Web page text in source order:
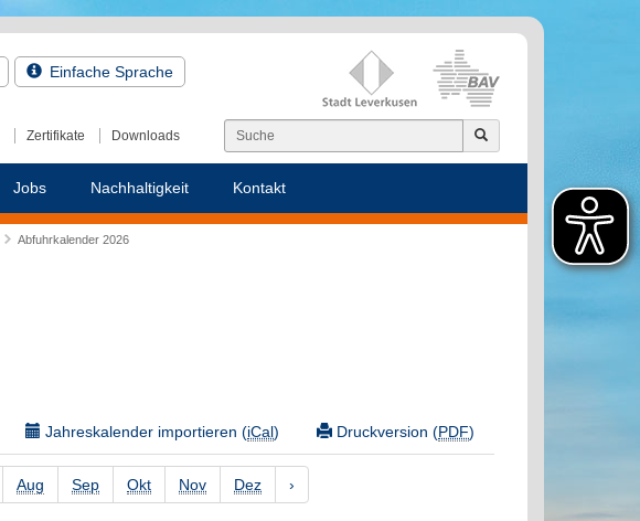
Einfache Sprache
Zertifikate Downloads
Jobs Nachhaltigkeit Kontakt
Abfuhrkalender 2026
Druckversion (PDF)
Jahreskalender importieren (iCal)
Aug Sep Okt Nov Dez ›